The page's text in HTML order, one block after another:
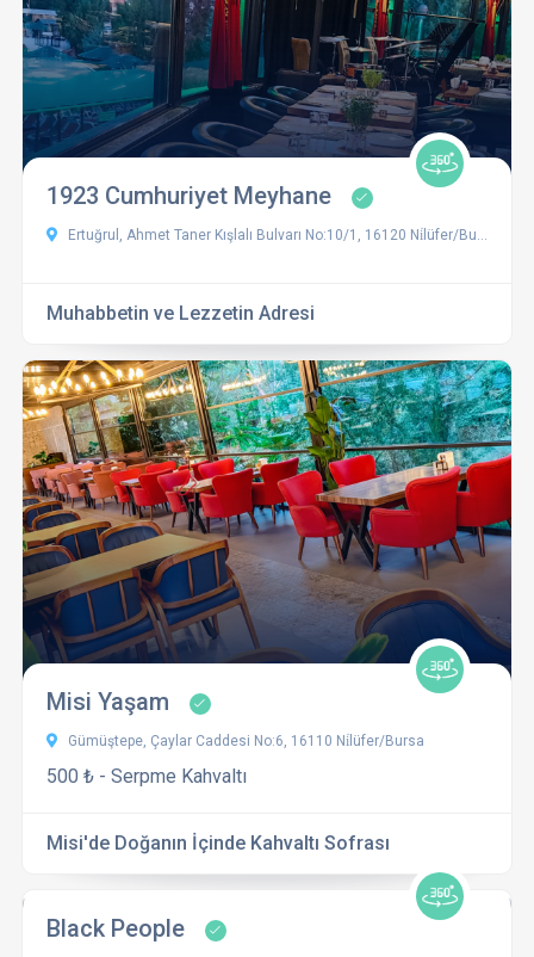
1923 Cumhuriyet Meyhane
Ertuğrul, Ahmet Taner Kışlalı Bulvarı No:10/1, 16120 Ni̇lüfer/Bursa, Türkiye
Muhabbetin ve Lezzetin Adresi
Misi Yaşam
Gümüştepe, Çaylar Caddesi No:6, 16110 Ni̇lüfer/Bursa
500 ₺ - Serpme Kahvaltı
Misi'de Doğanın İçinde Kahvaltı Sofrası
Black People